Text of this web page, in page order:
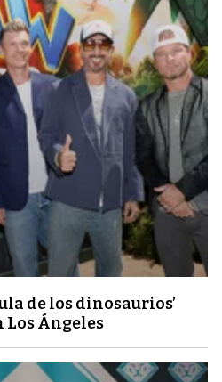
de los dinosaurios’
Los Ángeles